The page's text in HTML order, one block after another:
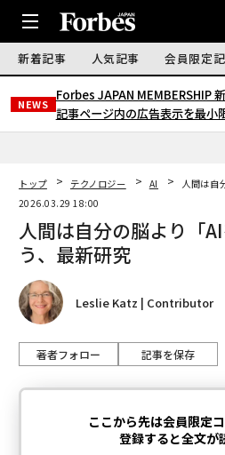
新着記事 人気記事 会員限定
NEWS
Forbes JAPAN MEMBERSHIP
記事ページ内の広告表示を最小
トップ テクノロジー AI
人間は自
2026.03.29 18:00
人間は自分の脳より「
う、最新研究
Leslie Katz | Contributor
著者フォロー 記事を保存